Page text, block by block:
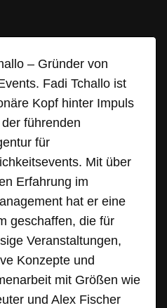
– Gründer von
Fadi Tchallo ist
Kopf hinter Impuls
führenden
für
Mit über
Erfahrung im
hat er eine
geschaffen, die für
Veranstaltungen,
Konzepte und
mit Größen wie
und Alex Fischer